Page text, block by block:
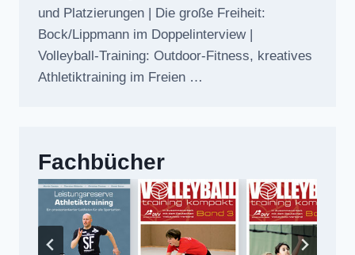
und Platzierungen | Die große Freiheit:
Bock/Lippmann im Doppelinterview |
Volleyball-Training: Outdoor-Fitness, kreatives
Athletiktraining im Freien …
Fachbücher